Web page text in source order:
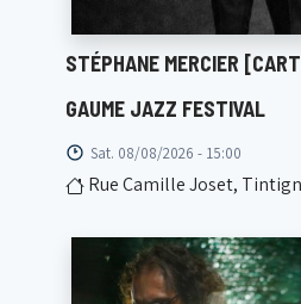
STÉPHANE MERCIER
GAUME JAZZ FESTIVAL
Sat. 08/08/2026 - 15:00
Rue Camille Joset,